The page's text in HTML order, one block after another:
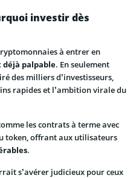
investir dès
à entrer en
déjà palpable. En seulement
des milliers d’investisseurs,
rapides et l’ambition virale du
les contrats à terme avec
token, offrant aux utilisateurs
.
s’avérer judicieux pour ceux